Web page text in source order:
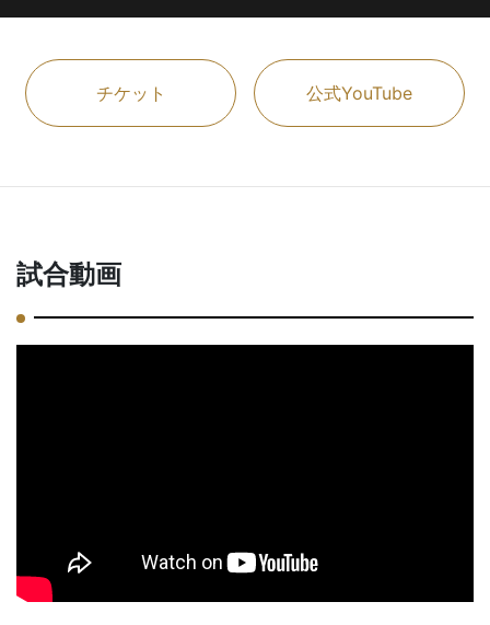
チケット 公式YouTube
試合動画